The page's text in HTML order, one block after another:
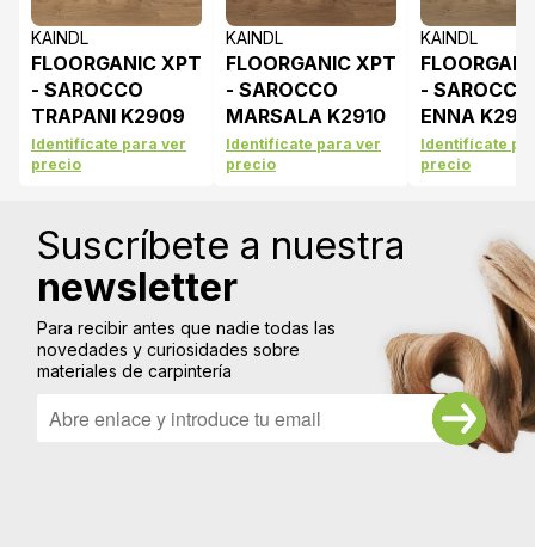
KAINDL
FLOORGANIC XPT
- SAROCCO
TRAPANI K2909
Identifícate para ver
precio
KAINDL
FLOORGANIC XPT
- SAROCCO
MARSALA K2910
Identifícate para ver
precio
KAINDL
- SAROCCO
ENNA
Identifícate
precio
Suscríbete a nuestra
newsletter
Para recibir antes que nadie todas las
novedades y curiosidades sobre
materiales de carpintería